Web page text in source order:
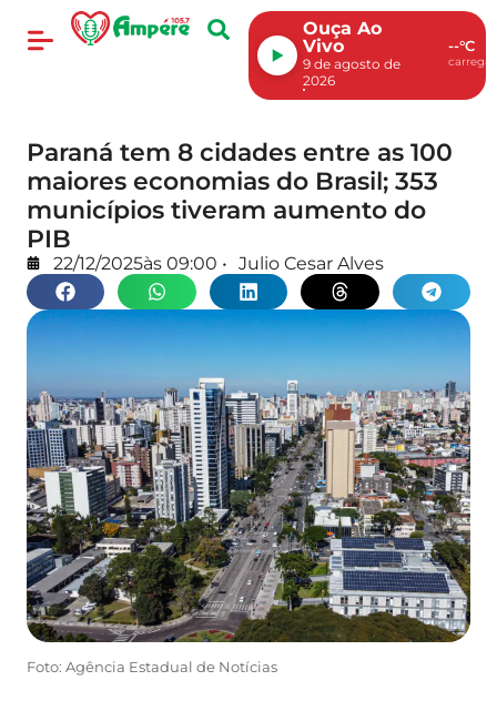
Ouça Ao
Vivo
9 de agosto de
2026
--°C
Paraná tem 8 cidades entre as 100
maiores economias do Brasil; 353
municípios tiveram aumento do
PIB
22/12/2025às 09:00 • Julio Cesar Alves
Foto: Agência Estadual de Notícias